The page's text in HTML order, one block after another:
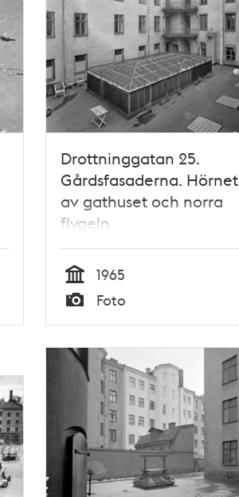
Drottninggatan 25.
Gårdsfasaderna. Hörnet
av gathuset och norra
flygeln
Tid
1965
Typ
Foto